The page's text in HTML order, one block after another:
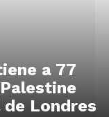
a 77
Londres